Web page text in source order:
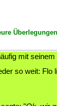
mit
so weit: